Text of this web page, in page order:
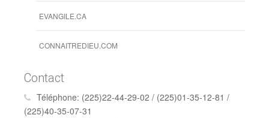
EVANGILE.CA
CONNAITREDIEU.COM
Contact
Téléphone: (225)22-44-29-02 / (225)01-35-12-81 /
(225)40-35-07-31